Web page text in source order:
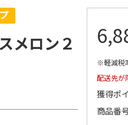
メロン２
※軽減税
配送先が
獲得ポ
商品番